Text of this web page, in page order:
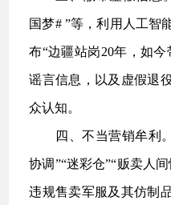
国梦# ”等，利用人工智
布“边疆站岗20年，如
谣言信息，以及虚假退
众认知。
四、不当营销牟利。
协调”“迷彩仓”“贩卖人
违规售卖军服及其仿制